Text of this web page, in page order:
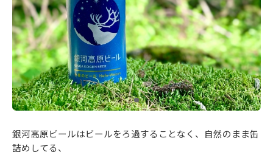
銀河高原ビールはビールをろ過することなく、自然のまま缶
詰めしてる、